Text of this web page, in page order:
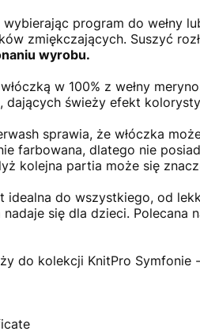
program do wełny
zmiękczających. Suszyć
wyrobu.
w 100% z wełny
dających świeży efekt
sprawia, że włóczka
farbowana, dlatego nie
kolejna partia może się
idealna do wszystkiego, od
nadaje się dla dzieci.
do kolekcji KnitPro